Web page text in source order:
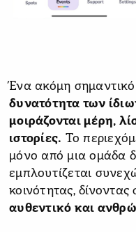
Ένα ακόμη σημαντικό
δυνατότητα των
μοιράζονται μέρη,
ιστορίες. Το
μόνο από μια ομάδα
εμπλουτίζεται
κοινότητας,
αυθεντικό και